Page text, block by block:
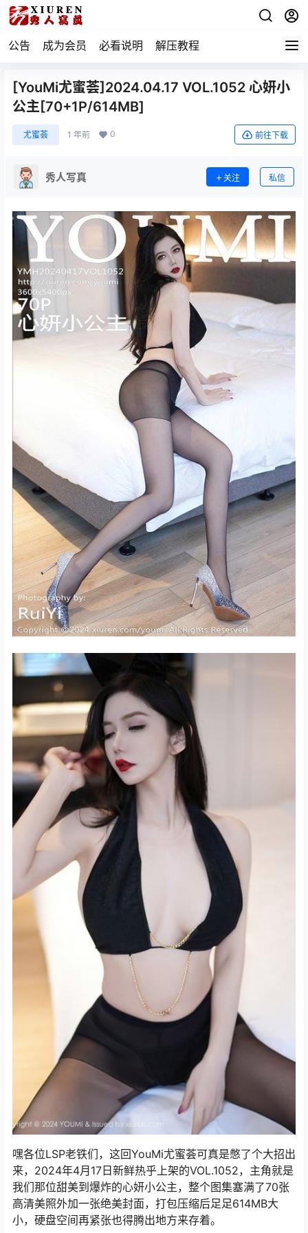
公告 成为会员 必看说明 解压教程
[YouMi尤蜜荟]2024.04.17 VOL.1052 心妍小
公主[70+1P/614MB]
尤蜜荟 1 年前 0 前往下载
秀人写真 关注 私信
嘿各位LSP老铁们，这回YouMi尤蜜荟可真是憋了个大招出
来，2024年4月17日新鲜热乎上架的VOL.1052，主角就是
我们那位甜美到爆炸的心妍小公主，整个图集塞满了70张
高清美照外加一张绝美封面，打包压缩后足足614MB大
小，硬盘空间再紧张也得腾出地方来存着。